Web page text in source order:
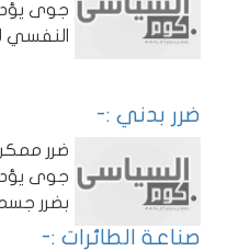
جوى
النفسي
ضرر بدني :-
ضرر
جوى
بضرر
صناعة الطائرات :-